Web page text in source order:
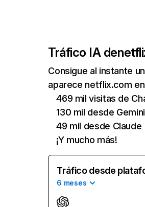
Tráfico IA de
Consigue al instante
aparece netflix.com
469 mil visitas de
130 mil desde Gemini
49 mil desde Claude
¡Y mucho más!
Tráfico desde
6 meses